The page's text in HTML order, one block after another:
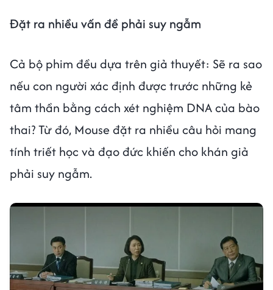
Đặt ra nhiều vấn đề phải suy ngẫm
Cả bộ phim đều dựa trên giả thuyết: Sẽ ra sao
nếu con người xác định được trước những kẻ
tâm thần bằng cách xét nghiệm DNA của bào
thai? Từ đó, Mouse đặt ra nhiều câu hỏi mang
tính triết học và đạo đức khiến cho khán giả
phải suy ngẫm.